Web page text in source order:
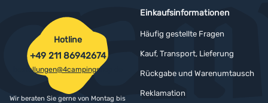
Einkaufsinformationen
Häufig gestellte Fragen
Kauf, Transport, Lieferung
Rückgabe und Warenumtausch
Reklamation
Hotline
+49 211 86942674
bestellungen@4campingshop.de
Wir beraten Sie gerne von Montag bis